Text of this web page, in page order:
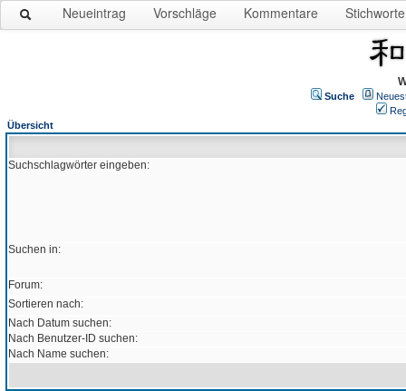
Neueintrag Vorschläge Kommentare Stichworte
Suche
Übersicht
Suchschlagwörter eingeben:
Suchen in:
Forum:
Sortieren nach:
Nach Datum suchen:
Nach Benutzer-ID suchen:
Nach Name suchen: